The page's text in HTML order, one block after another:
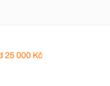
25 000 Kč